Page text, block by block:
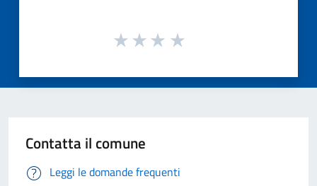
Contatta il comune
Leggi le domande frequenti